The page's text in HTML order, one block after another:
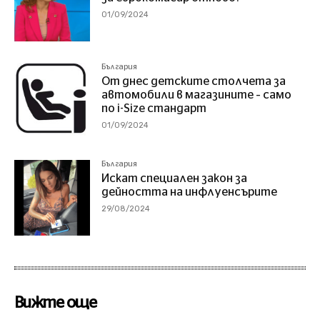
01/09/2024
България
От днес детските столчета за
автомобили в магазините – само
по i-Size стандарт
01/09/2024
България
Искат специален закон за
дейността на инфлуенсърите
29/08/2024
Вижте още